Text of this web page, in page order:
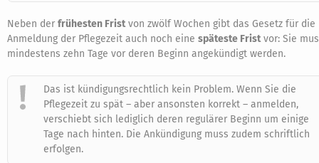
Neben der frühesten Fristvon zwölf Wochen gibt das Gesetz für die
Anmeldung der Pflegezeit auch noch eine späteste Fristvor: Sie
mindestens zehn Tage vor deren Beginn angekündigt werden.
Das ist kündigungsrechtlich kein Problem. Wenn Sie die
Pflegezeit zu spät – aber ansonsten korrekt – anmelden,
verschiebt sich lediglich deren regulärer Beginn um einige
Tage nach hinten. Die Ankündigung muss zudem schriftlich
erfolgen.